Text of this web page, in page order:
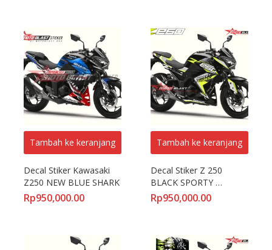
Tambah ke keranjang
Decal Stiker Kawasaki
Z250 NEW BLUE SHARK
Rp950,000.00
Tambah ke keranjang
Decal Stiker Z 250
BLACK SPORTY
STABILO
Rp950,000.00